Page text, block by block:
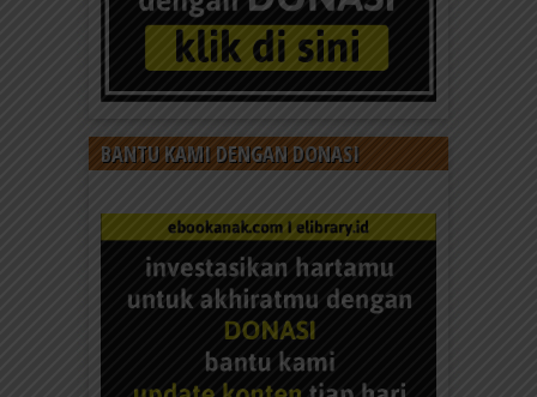
BANTU KAMI DENGAN DONASI